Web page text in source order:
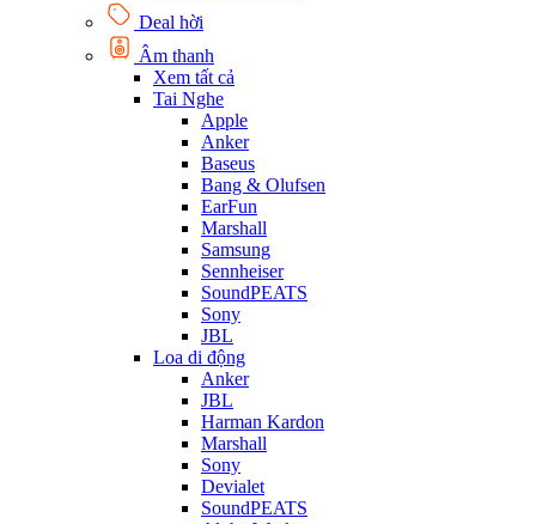
Deal hời
Âm thanh
Xem tất cả
Tai Nghe
Apple
Anker
Baseus
Bang & Olufsen
EarFun
Marshall
Samsung
Sennheiser
SoundPEATS
Sony
JBL
Loa di động
Anker
JBL
Harman Kardon
Marshall
Sony
Devialet
SoundPEATS